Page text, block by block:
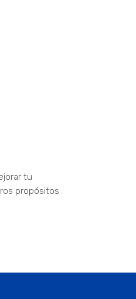
tu
propósitos